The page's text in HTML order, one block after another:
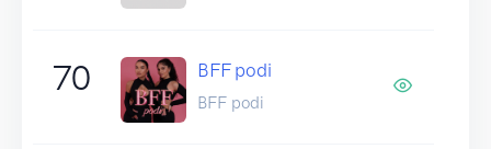
70 BFF podi
BFF podi